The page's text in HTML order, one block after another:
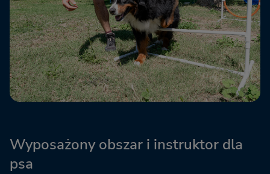
Wyposażony obszar i instruktor dla
psa